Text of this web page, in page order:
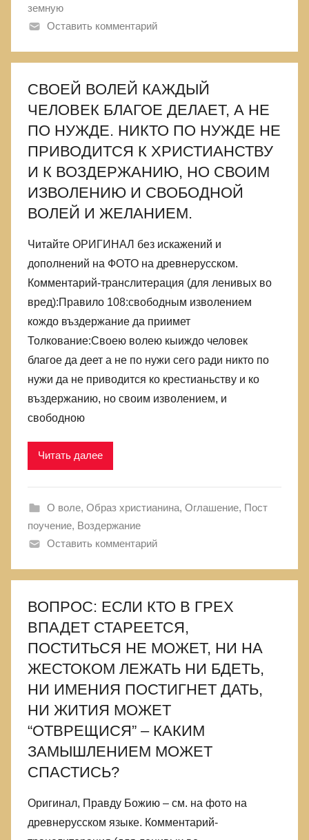
земную
Оставить комментарий
СВОЕЙ ВОЛЕЙ КАЖДЫЙ
ЧЕЛОВЕК БЛАГОЕ ДЕЛАЕТ, А НЕ
ПО НУЖДЕ. НИКТО ПО НУЖДЕ НЕ
ПРИВОДИТСЯ К ХРИСТИАНСТВУ
И К ВОЗДЕРЖАНИЮ, НО СВОИМ
ИЗВОЛЕНИЮ И СВОБОДНОЙ
ВОЛЕЙ И ЖЕЛАНИЕМ.
Читайте ОРИГИНАЛ без искажений и
дополнений на ФОТО на древнерусском.
Комментарий-транслитерация (для ленивых во
вред):Правило 108:свободным изволением
кождо въздержание да приимет
Толкование:Своею волею кыиждо человек
благое да деет а не по нужи сего ради никто по
нужи да не приводится ко крестианьству и ко
въздержанию, но своим изволением, и
свободною
Читать далее
О воле, Образ христианина, Оглашение, Пост
поучение, Воздержание
Оставить комментарий
ВОПРОС: ЕСЛИ КТО В ГРЕХ
ВПАДЕТ СТАРЕЕТСЯ,
ПОСТИТЬСЯ НЕ МОЖЕТ, НИ НА
ЖЕСТОКОМ ЛЕЖАТЬ НИ БДЕТЬ,
НИ ИМЕНИЯ ПОСТИГНЕТ ДАТЬ,
НИ ЖИТИЯ МОЖЕТ
“ОТВРЕЩИСЯ” – КАКИМ
ЗАМЫШЛЕНИЕМ МОЖЕТ
СПАСТИСЬ?
Оригинал, Правду Божию – см. на фото на
древнерусском языке. Комментарий-